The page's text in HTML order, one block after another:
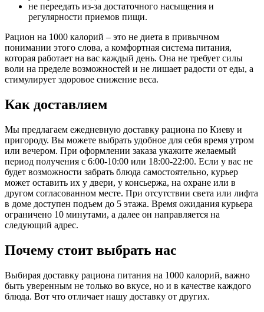
не переедать из-за достаточного насыщения и
регулярности приемов пищи.
Рацион на 1000 калорий – это не диета в привычном
понимании этого слова, а комфортная система питания,
которая работает на вас каждый день. Она не требует силы
воли на пределе возможностей и не лишает радости от еды, а
стимулирует здоровое снижение веса.
Как доставляем
Мы предлагаем ежедневную доставку рациона по Киеву и
пригороду. Вы можете выбрать удобное для себя время утром
или вечером. При оформлении заказа укажите желаемый
период получения с 6:00-10:00 или 18:00-22:00. Если у вас не
будет возможности забрать блюда самостоятельно, курьер
может оставить их у двери, у консьержа, на охране или в
другом согласованном месте. При отсутствии света или лифта
в доме доступен подъем до 5 этажа. Время ожидания курьера
ограничено 10 минутами, а далее он направляется на
следующий адрес.
Почему стоит выбрать нас
Выбирая доставку рациона питания на 1000 калорий, важно
быть уверенным не только во вкусе, но и в качестве каждого
блюда. Вот что отличает нашу доставку от других.